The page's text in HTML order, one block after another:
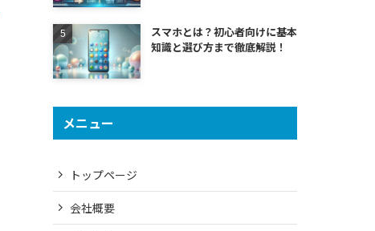
スマホとは？初心者向けに基本
知識と選び方まで徹底解説！
メニュー
トップページ
会社概要